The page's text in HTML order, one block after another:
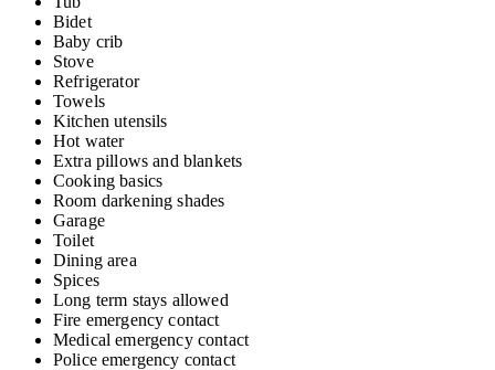
Bidet
Baby crib
Stove
Refrigerator
Towels
Kitchen utensils
Hot water
Extra pillows and blankets
Cooking basics
Room darkening shades
Garage
Toilet
Dining area
Spices
Long term stays allowed
Fire emergency contact
Medical emergency contact
Police emergency contact